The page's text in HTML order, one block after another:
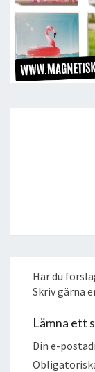
Har du
Skriv gärna
Lämna ett
Din e-